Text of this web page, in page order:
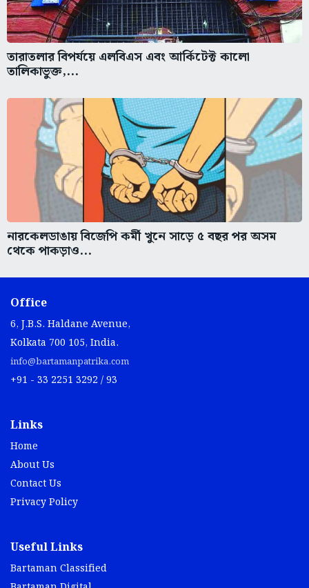
তারাতলার বিপর্যয়ে এলবিএস এবং আর্কিটেক্ট কালো
তালিকাভুক্ত,...
নারকেলডাঙায় বিজেপি কর্মী খুনে সাড়ে ৫ বছর পর অসম
থেকে পাকড়াও...
Office
6, J.B.S. Haldane Avenue,
Kolkata 700 105, India.
info@bartamanpatrika.com
+91 - 33 2251 3292 / 93
Links
Home
About Us
Contact Us
Privacy Policy
Useful Links
Bartaman Classified